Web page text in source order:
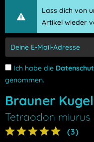
Lass dich von
Artikel wieder
Ich habe die
genommen.
Brauner
Tetraodon miurus
(3)